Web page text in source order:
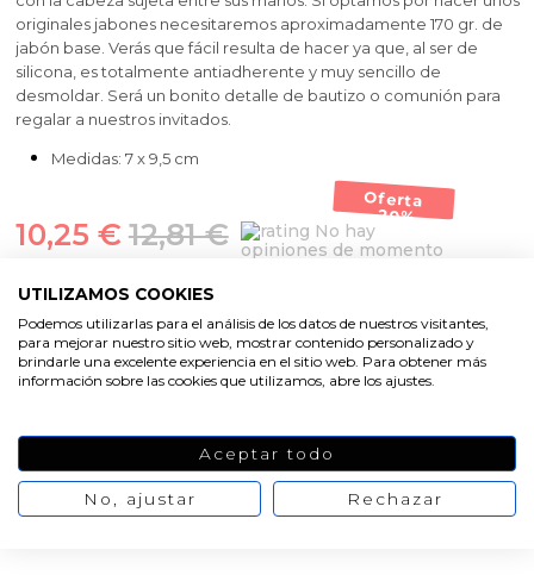
originales jabones necesitaremos aproximadamente 170 gr. de
jabón base. Verás que fácil resulta de hacer ya que, al ser de
silicona, es totalmente antiadherente y muy sencillo de
desmoldar. Será un bonito detalle de bautizo o comunión para
regalar a nuestros invitados.
Medidas: 7 x 9,5 cm
Oferta
-20%
12,81 €
10,25 €
No hay
opiniones de momento
AÑADIR AL CARRITO
UTILIZAMOS COOKIES
Podemos utilizarlas para el análisis de los datos de nuestros visitantes,
para mejorar nuestro sitio web, mostrar contenido personalizado y
brindarle una excelente experiencia en el sitio web. Para obtener más
información sobre las cookies que utilizamos, abre los ajustes.
Aceptar todo
No, ajustar Rechazar